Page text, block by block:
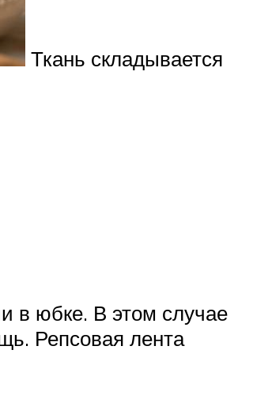
Ткань складывается
в юбке. В этом случае
Репсовая лента